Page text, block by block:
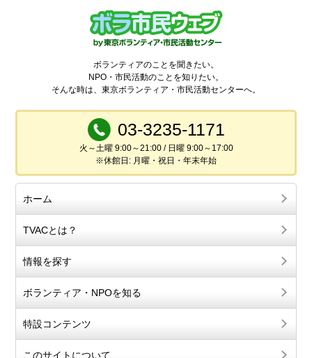
ボランティアのことを聞きたい。
NPO・市民活動のことを知りたい。
そんな時は、東京ボランティア・市民活動センターへ。
03-3235-1171
火～土曜 9:00～21:00 / 日曜 9:00～17:00
※休館日: 月曜・祝日・年末年始
ホーム
TVACとは？
情報を探す
ボランティア・NPOを知る
特設コンテンツ
このサイトについて